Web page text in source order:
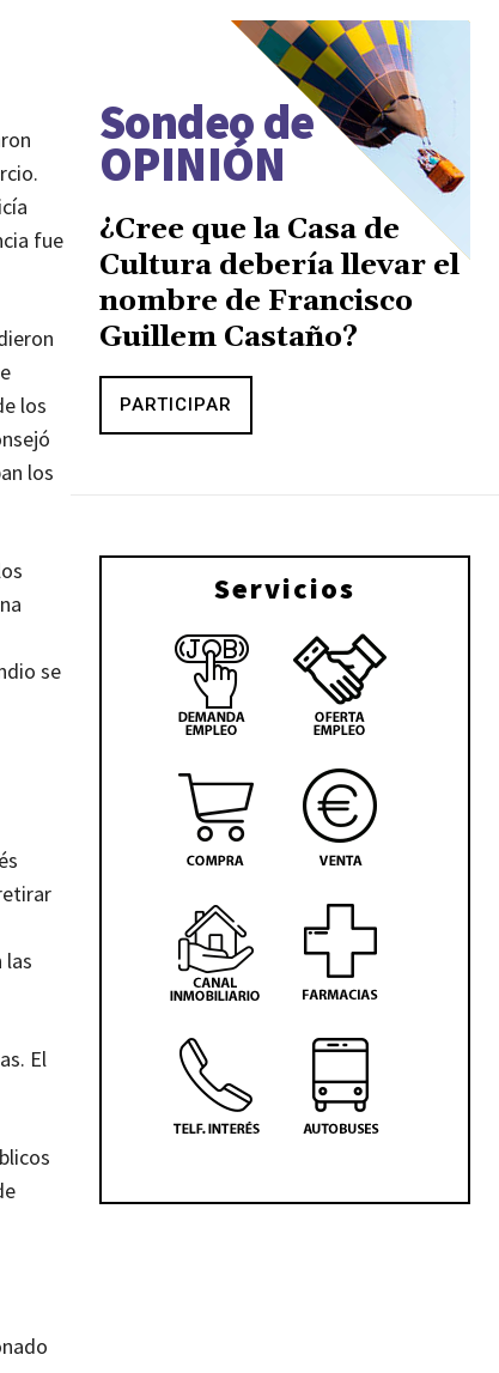
fue
los
los
se
las
El
Sondeo de
OPINIÓN
¿Cree que la Casa de
Cultura debería llevar el
nombre de Francisco
Guillem Castaño?
PARTICIPAR
Servicios